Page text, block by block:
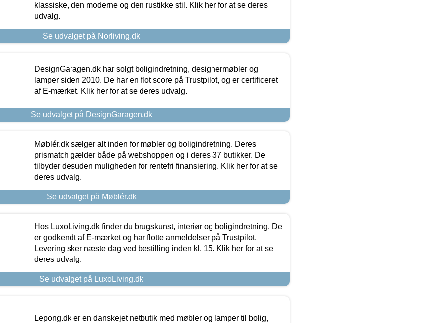
klassiske, den moderne og den rustikke stil. Klik her for at se deres
udvalg.
Se udvalget på Norliving.dk
DesignGaragen.dk har solgt boligindretning, designermøbler og
lamper siden 2010. De har en flot score på Trustpilot, og er certificeret
af E-mærket. Klik her for at se deres udvalg.
Se udvalget på DesignGaragen.dk
Møblér.dk sælger alt inden for møbler og boligindretning. Deres
prismatch gælder både på webshoppen og i deres 37 butikker. De
tilbyder desuden muligheden for rentefri finansiering. Klik her for at se
deres udvalg.
Se udvalget på Møblér.dk
Hos LuxoLiving.dk finder du brugskunst, interiør og boligindretning. De
er godkendt af E-mærket og har flotte anmeldelser på Trustpilot.
Levering sker næste dag ved bestilling inden kl. 15. Klik her for at se
deres udvalg.
Se udvalget på LuxoLiving.dk
Lepong.dk er en danskejet netbutik med møbler og lamper til bolig,